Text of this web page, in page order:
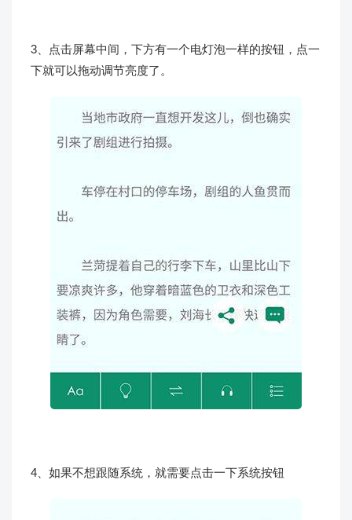
3、点击屏幕中间，下方有一个电灯泡一样的按钮，点一
下就可以拖动调节亮度了。
4、如果不想跟随系统，就需要点击一下系统按钮